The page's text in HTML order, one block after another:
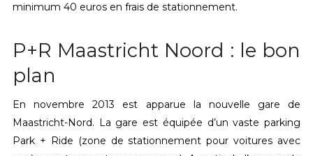
minimum 40 euros en frais de stationnement.
P+R Maastricht Noord : le bon
plan
En novembre 2013 est apparue la nouvelle gare de
Maastricht-Nord. La gare est équipée d’un vaste parking
Park + Ride (zone de stationnement pour voitures avec